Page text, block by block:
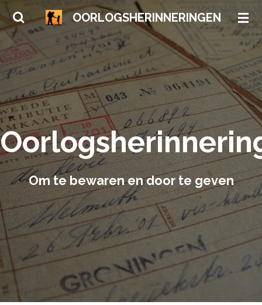
Ga
direct
naar
hoofdinhoud
OORLOGSHERINNERINGEN
Om te bewaren en door te geven